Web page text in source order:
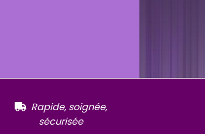
 Rapide, soignée,
sécurisée